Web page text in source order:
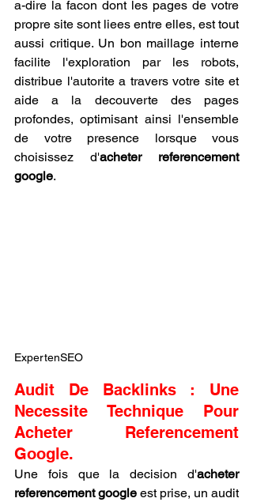
a-dire la facon dont les pages de votre
propre site sont liees entre elles, est tout
aussi critique. Un bon maillage interne
facilite l'exploration par les robots,
distribue l'autorite a travers votre site et
aide a la decouverte des pages
profondes, optimisant ainsi l'ensemble
de votre presence lorsque vous
choisissez d'acheter referencement
google.
ExpertenSEO
Audit De Backlinks : Une
Necessite Technique Pour
Acheter Referencement
Google.
Une fois que la decision d'acheter
referencement google est prise, un audit